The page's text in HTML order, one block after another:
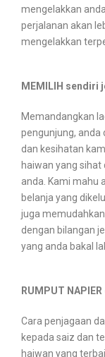
mengelakkan
perjalanan akan
mengelakkan
MEMILIH sendiri
Memandangkan
pengunjung, anda
dan kesihatan
haiwan yang sihat
anda. Kami mahu
belanja yang
juga
dengan bilangan
yang anda bakal
RUMPUT
Cara penjagaan
kepada saiz dan
haiwan yang